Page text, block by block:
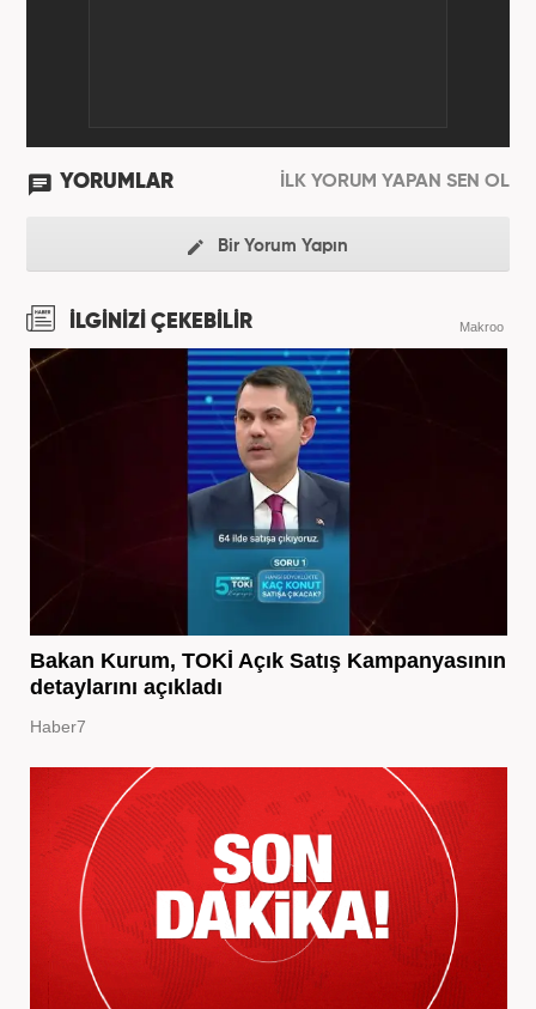
YORUMLAR İLK YORUM YAPAN SEN OL
Bir Yorum Yapın
İLGİNİZİ ÇEKEBİLİR Makroo
Bakan Kurum, TOKİ Açık Satış Kampanyasının
detaylarını açıkladı
Haber7